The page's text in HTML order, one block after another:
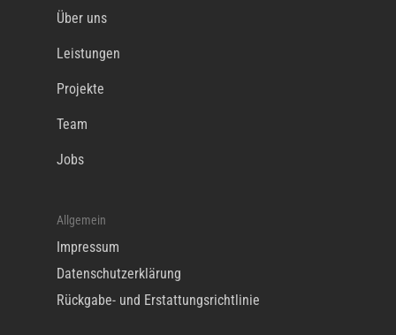
Über uns
Leistungen
Projekte
Team
Jobs
Allgemein
Impressum
Datenschutzerklärung
Rückgabe- und Erstattungsrichtlinie